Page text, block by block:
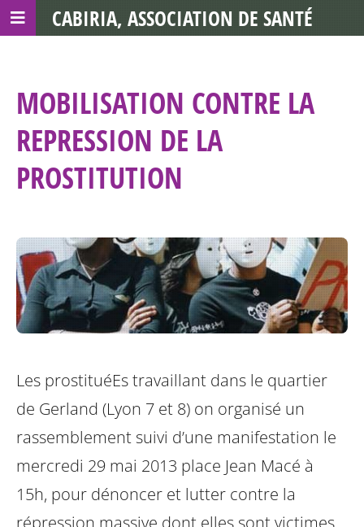
MOBILISATION CONTRE LA
REPRESSION DE LA
PROSTITUTION
Les prostituéEs travaillant dans le quartier
de Gerland (Lyon 7 et 8) on organisé un
rassemblement suivi d’une manifestation le
mercredi 29 mai 2013 place Jean Macé à
15h, pour dénoncer et lutter contre la
répression massive dont elles sont victimes
CABIRIA, ASSOCIATION DE SANTÉ